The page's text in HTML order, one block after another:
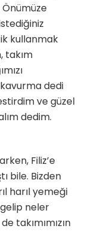
kullanmak
takım
dedi
ve güzel
dedim.
Filiz’e
bile. Bizden
harıl yemeği
neler
takımımızın